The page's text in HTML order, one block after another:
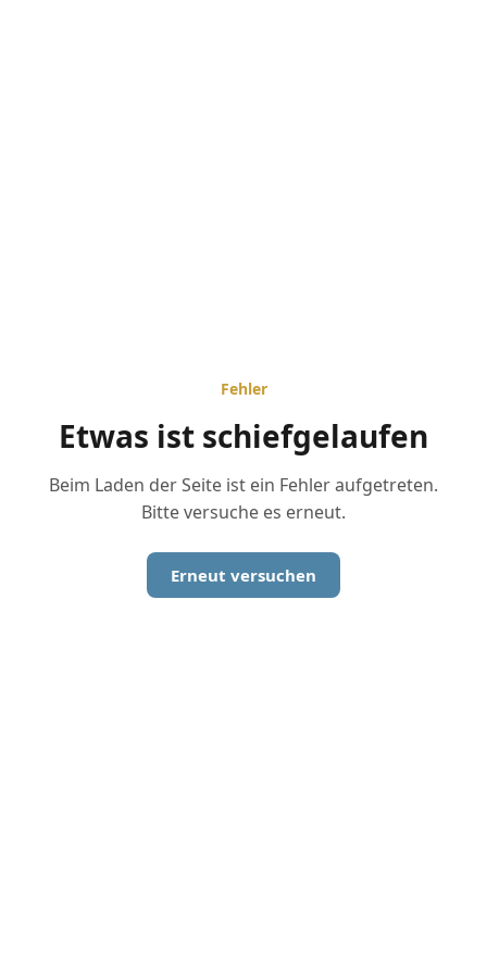
Fehler
Etwas ist schiefgelaufen
Beim Laden der Seite ist ein Fehler aufgetreten.
Bitte versuche es erneut.
Erneut versuchen